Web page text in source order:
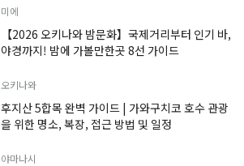
미에
【2026 오키나와 밤문화】국제거리부터 인기 바,
야경까지! 밤에 가볼만한곳 8선 가이드
오키나와
후지산 5합목 완벽 가이드 | 가와구치코 호수 관광
을 위한 명소, 복장, 접근 방법 및 일정
야마나시